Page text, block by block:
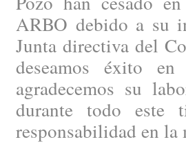
ARBO debido a su
Junta directiva del
deseamos éxito
agradecemos su
durante todo este
responsabilidad en la